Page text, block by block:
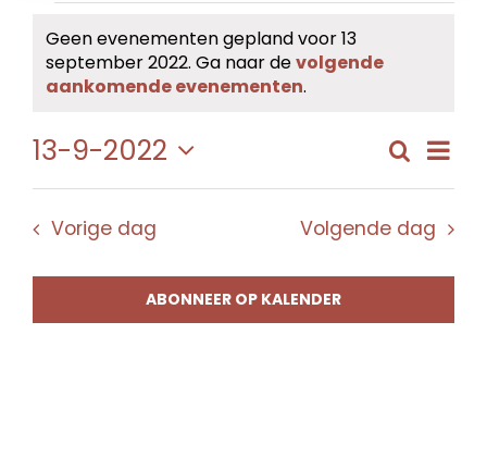
Evenementen
in
13
september
2022
Bericht
Geen evenementen gepland voor 13
september 2022. Ga naar devolgende
aankomende evenementen.
en
Zoeken
Dag
13-9-2022
Selecteer
datum.
Vorige dag Volgende dag
ABONNEER OP KALENDER